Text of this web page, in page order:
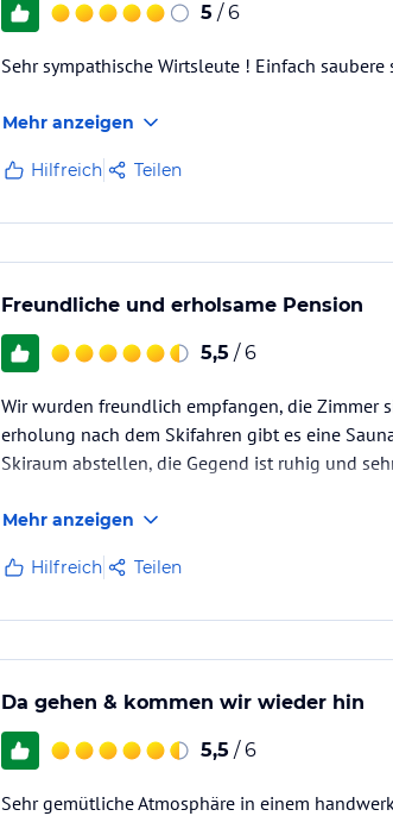
5 / 6
Sehr sympathische Wirtsleute ! Einfach
Mehr anzeigen
Hilfreich Teilen
Freundliche und erholsame Pension
5,5 / 6
Wir wurden freundlich empfangen, die Zimmer
erholung nach dem Skifahren gibt es eine
Skiraum abstellen, die Gegend ist ruhig und
Mehr anzeigen
Hilfreich Teilen
Da gehen & kommen wir wieder hin
5,5 / 6
Sehr gemütliche Atmosphäre in einem